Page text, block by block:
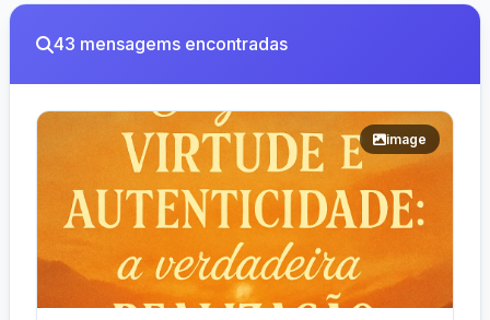
43 mensagems encontradas
image